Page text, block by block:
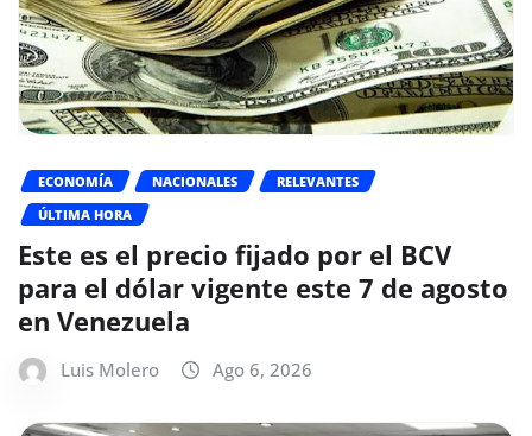
ECONOMÍA NACIONALES
RELEVANTES
ÚLTIMA HORA
Este es el precio fijado por el BCV
para el dólar vigente este 7 de agosto
en Venezuela
Luis Molero Ago 6, 2026